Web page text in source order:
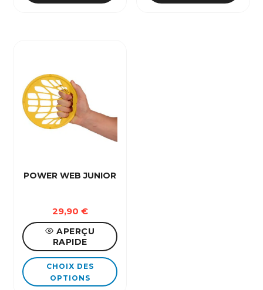
POWER WEB JUNIOR
29,90 €
APERÇU
RAPIDE
CHOIX DES
OPTIONS
produit